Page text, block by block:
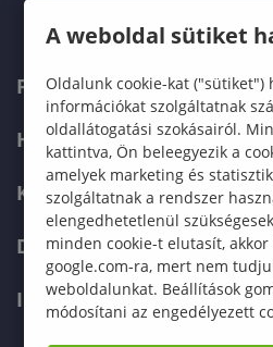
FELVÉTELIZŐKNEK
HALLGATÓKNAK
KÉPZÉSEK
DOKTORI ISKOLA
INTERNATIONAL
A weboldal sütiket
Oldalunk cookie-kat ("sütiket")
információkat szolgáltatnak
oldallátogatási szokásairól.
kattintva, Ön beleegyezik a
amelyek marketing és
szolgáltatnak a rendszer
elengedhetetlenül
minden cookie-t elutasít,
google.com-ra, mert nem
weboldalunkat. Beállítások
módosítani az engedélyezett